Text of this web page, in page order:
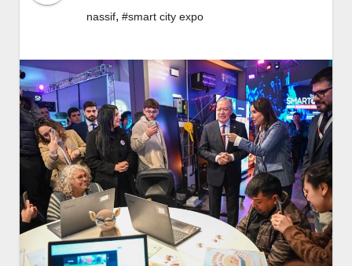
nassif, #smart city expo